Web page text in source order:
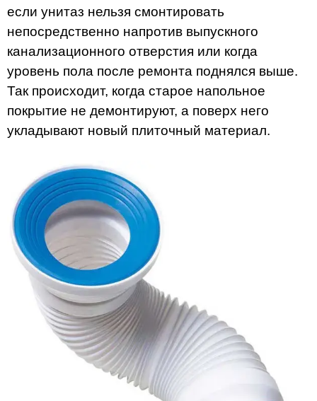
если унитаз нельзя смонтировать
непосредственно напротив выпускного
канализационного отверстия или когда
уровень пола после ремонта поднялся выше.
Так происходит, когда старое напольное
покрытие не демонтируют, а поверх него
укладывают новый плиточный материал.